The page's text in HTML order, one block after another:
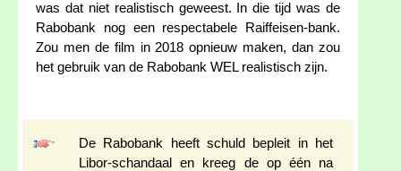
was dat niet realistisch geweest. In die tijd was de
Rabobank nog een respectabele Raiffeisen-bank.
Zou men de film in 2018 opnieuw maken, dan zou
het gebruik van de Rabobank WEL realistisch zijn.
De Rabobank heeft schuld bepleit in het
Libor-schandaal en kreeg de op één na